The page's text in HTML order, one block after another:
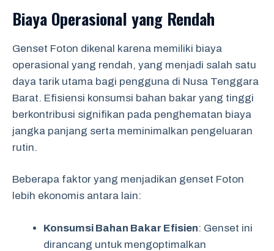
Biaya Operasional yang Rendah
Genset Foton dikenal karena memiliki biaya
operasional yang rendah, yang menjadi salah satu
daya tarik utama bagi pengguna di Nusa Tenggara
Barat. Efisiensi konsumsi bahan bakar yang tinggi
berkontribusi signifikan pada penghematan biaya
jangka panjang serta meminimalkan pengeluaran
rutin.
Beberapa faktor yang menjadikan genset Foton
lebih ekonomis antara lain:
Konsumsi Bahan Bakar Efisien: Genset ini
dirancang untuk mengoptimalkan